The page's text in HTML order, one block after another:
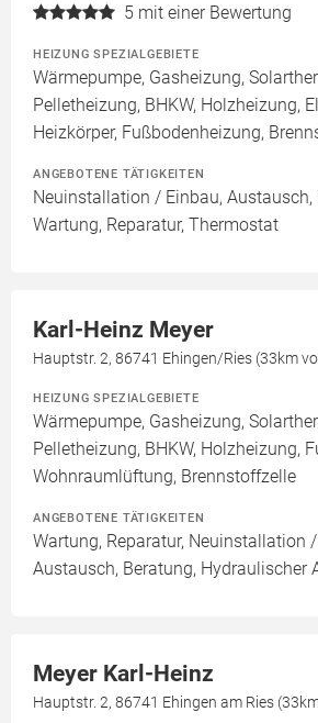
5 mit einer Bewertung
HEIZUNG SPEZIALGEBIETE
Wärmepumpe, Gasheizung,
Pelletheizung, BHKW, Holzheizung,
Heizkörper, Fußbodenheizung,
ANGEBOTENE TÄTIGKEITEN
Neuinstallation / Einbau, Austausch,
Wartung, Reparatur, Thermostat
Karl-Heinz Meyer
Hauptstr. 2, 86741 Ehingen/Ries (33km
HEIZUNG SPEZIALGEBIETE
Wärmepumpe, Gasheizung,
Pelletheizung, BHKW, Holzheizung,
Wohnraumlüftung, Brennstoffzelle
ANGEBOTENE TÄTIGKEITEN
Wartung, Reparatur, Neuinstallation
Austausch, Beratung, Hydraulischer
Meyer Karl-Heinz
Hauptstr. 2, 86741 Ehingen am Ries